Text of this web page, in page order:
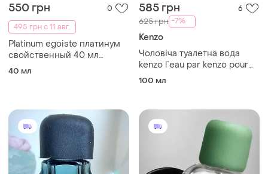
550 грн
0
495 грн с 11 авг.
Platinum egoiste платинум
свойственный 40 мл
мужской парфюм
шлейфовый парфюм
40 мл
585 грн 6
625 грн -7%
Kenzo
Чоловіча туалетна вода
kenzo l`eau par kenzo pour
homme 100 мл.
100 мл